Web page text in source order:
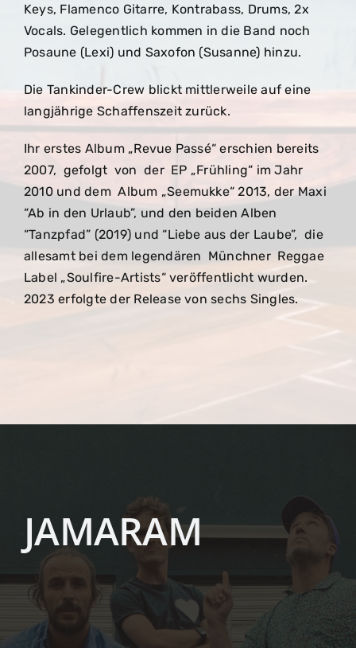
Keys, Flamenco Gitarre, Kontrabass, Drums, 2x
Vocals. Gelegentlich kommen in die Band noch
Posaune (Lexi) und Saxofon (Susanne) hinzu.
Die Tankinder-Crew blickt mittlerweile auf eine
langjährige Schaffenszeit zurück.
Ihr erstes Album „Revue Passé“ erschien bereits
2007, gefolgt von der EP „Frühling“ im Jahr
2010 und dem Album „Seemukke“ 2013, der Maxi
“Ab in den Urlaub”, und den beiden Alben
“Tanzpfad” (2019) und “Liebe aus der Laube”, die
allesamt bei dem legendären Münchner Reggae
Label „Soulfire-Artists“ veröffentlicht wurden.
2023 erfolgte der Release von sechs Singles.
JAMARAM